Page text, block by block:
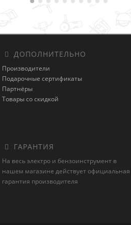
ДОПОЛНИТЕЛЬНО
Производители
Подарочные сертификаты
Партнёры
Товары со скидкой
ГАРАНТИЯ
На весь электро и бензоинструмент в
нашем магазине действует официальная
гарантия производителя